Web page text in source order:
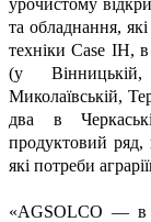
урочистому
та обладнання,
техніки Case IH,
(у
Миколаївській,
два в
продуктовий ряд,
які потреби
«AGSOLCO — в